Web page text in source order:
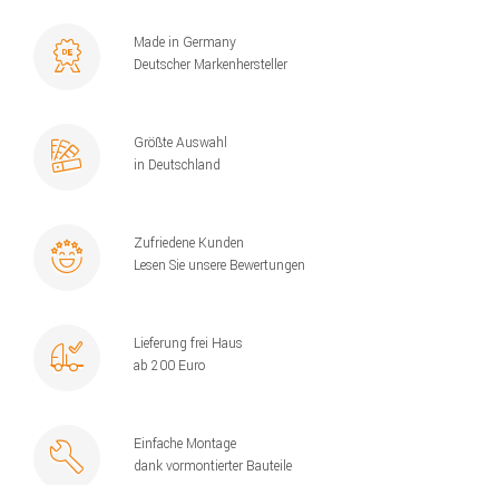
Made in Germany
Deutscher Markenhersteller
Größte Auswahl
in Deutschland
Zufriedene Kunden
Lesen Sie unsere Bewertungen
Lieferung frei Haus
ab 200 Euro
Einfache Montage
dank vormontierter Bauteile